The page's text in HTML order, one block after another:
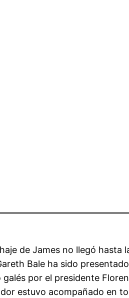
de James no llegó hasta
Bale ha sido
por el presidente
estuvo acompañado en